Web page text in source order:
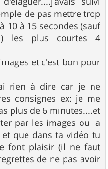
de pas mettre trop
10 à 15 secondes (sauf
les plus courtes 4
et c'est bon pour
rien à dire car je ne
consignes ex: je me
plus de 6 minutes....et
par les images ou la
que dans ta vidéo tu
font plaisir (il ne faut
de ne pas avoir